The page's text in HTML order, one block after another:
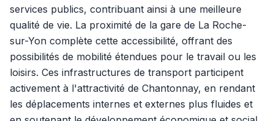
services publics, contribuant ainsi à une meilleure
qualité de vie. La proximité de la gare de La Roche-
sur-Yon complète cette accessibilité, offrant des
possibilités de mobilité étendues pour le travail ou les
loisirs. Ces infrastructures de transport participent
activement à l'attractivité de Chantonnay, en rendant
les déplacements internes et externes plus fluides et